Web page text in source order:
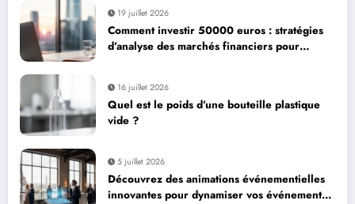
19 juillet 2026
Comment investir 50000 euros : stratégies
d’analyse des marchés financiers pour
16 juillet 2026
Quel est le poids d’une bouteille plastique
vide ?
5 juillet 2026
Découvrez des animations événementielles
innovantes pour dynamiser vos événements